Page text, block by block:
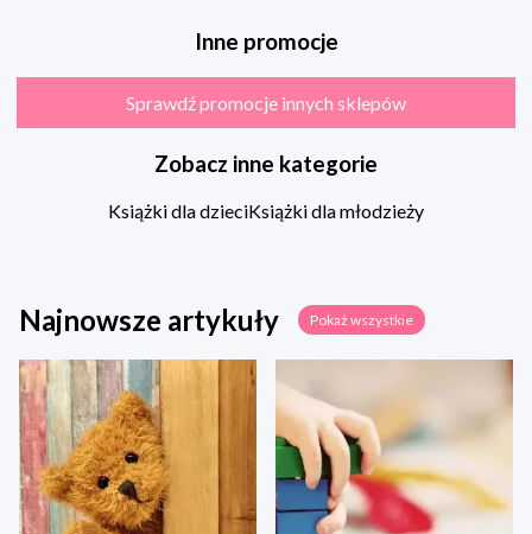
Inne promocje
Sprawdź promocje innych sklepów
Zobacz inne kategorie
Książki dla dzieciKsiążki dla młodzieży
Najnowsze artykuły Pokaż wszystkie